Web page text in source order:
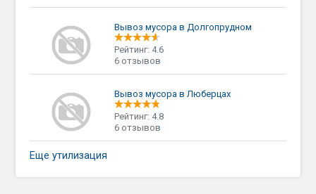
Вывоз мусора в Долгопрудном
Рейтинг: 4.6
6 отзывов
Вывоз мусора в Люберцах
Рейтинг: 4.8
6 отзывов
Еще утилизация